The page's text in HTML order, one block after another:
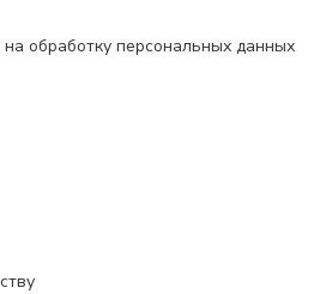
на обработку персональных данных